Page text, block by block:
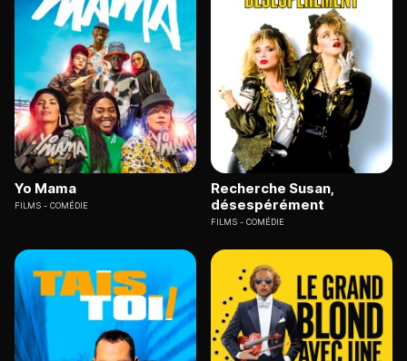
Yo Mama
FILMS COMÉDIE
Recherche Susan,
désespérément
FILMS COMÉDIE